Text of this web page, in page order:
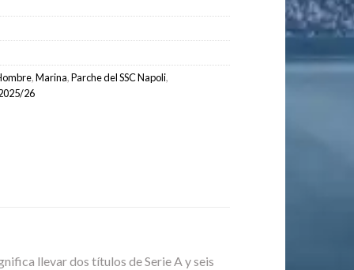
,Marina,Parche del SSC Napoli,
26
llevar dos títulos de Serie A y seis